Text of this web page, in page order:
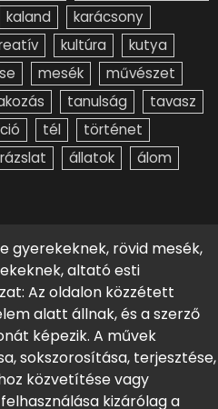
kaland
karácsony
kultúra
kutya
mesék
művészet
tanulság
tavasz
tél
történet
állatok
álom
gyerekeknek, rövid mesék,
altató esti
Az oldalon közzétett
alatt állnak, és a szerző
képezik. A művek
sokszorosítása, terjesztése,
közvetítése vagy
kizárólag a